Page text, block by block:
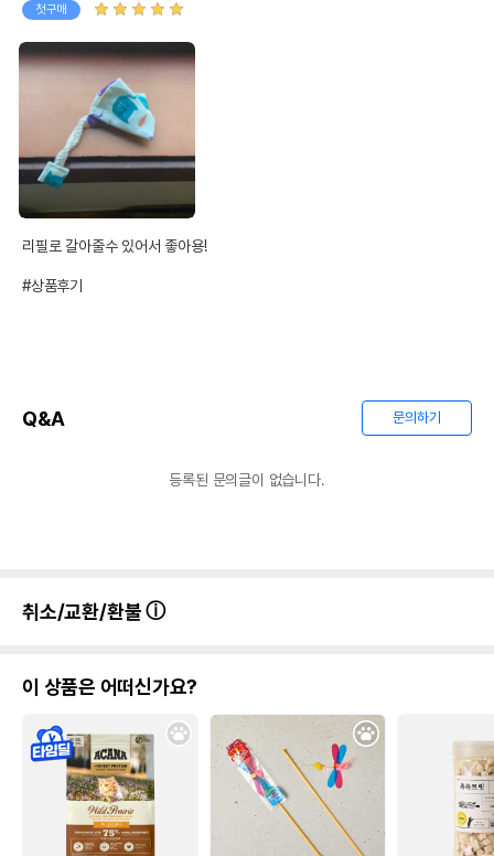
첫구매
리필로 갈아줄수 있어서 좋아용!
#상품후기
Q&A 문의하기
등록된 문의글이 없습니다.
취소/교환/환불
이 상품은 어떠신가요?